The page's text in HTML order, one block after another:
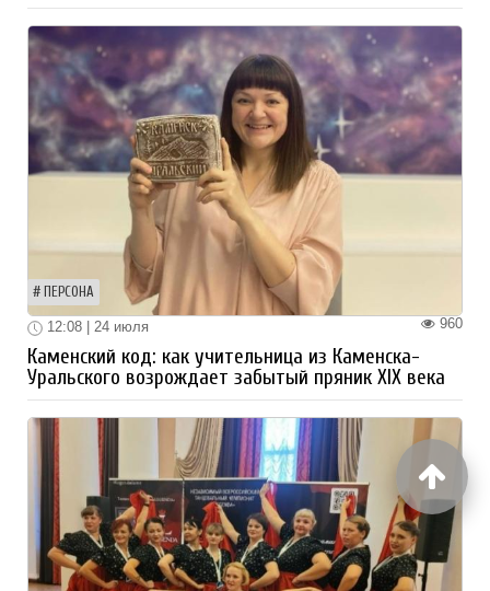
ПЕРСОНА
960
12:08 | 24 июля
Каменский код: как учительница из Каменска-
Уральского возрождает забытый пряник XIX века